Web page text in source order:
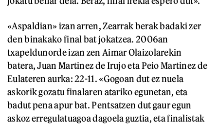
«Aspaldian» izan arren, Zearrak berak badaki zer
den binakako final bat jokatzea. 2006an
txapeldunorde izan zen Aimar Olaizolarekin
batera, Juan Martinez de Irujo eta Peio Martinez de
Eulateren aurka: 22-11. «Gogoan dut ez nuela
askorik gozatu finalaren atariko egunetan, eta
badut pena apur bat. Pentsatzen dut gaur egun
askoz erregulatuagoa dagoela guztia, eta finalistak